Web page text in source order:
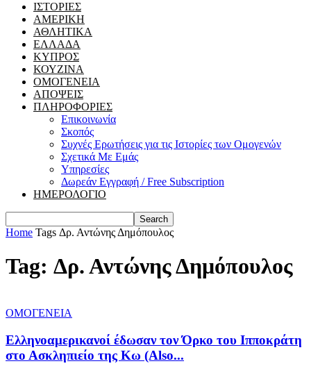
ΙΣΤΟΡΙΕΣ
ΑΜΕΡΙΚΗ
ΑΘΛΗΤΙΚΑ
ΕΛΛΑΔΑ
ΚΥΠΡΟΣ
ΚΟΥΖΙΝΑ
ΟΜΟΓΕΝΕΙΑ
ΑΠΟΨΕΙΣ
ΠΛΗΡΟΦΟΡΙΕΣ
Επικοινωνία
Σκοπός
Συχνές Ερωτήσεις για τις Ιστορίες των Ομογενών
Σχετικά Με Εμάς
Υπηρεσίες
Δωρεάν Εγγραφή / Free Subscription
ΗΜΕΡΟΛΟΓΙΟ
Home Tags Δρ. Αντώνης Δημόπουλος
Tag: Δρ. Αντώνης Δημόπουλος
ΟΜΟΓΕΝΕΙΑ
Ελληνοαμερικανοί έδωσαν τον Όρκο του Ιπποκράτη
στο Ασκληπιείο της Κω (Also...